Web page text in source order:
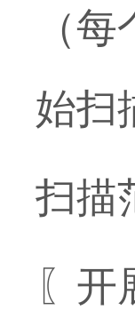
（
始扫
扫描
〖开